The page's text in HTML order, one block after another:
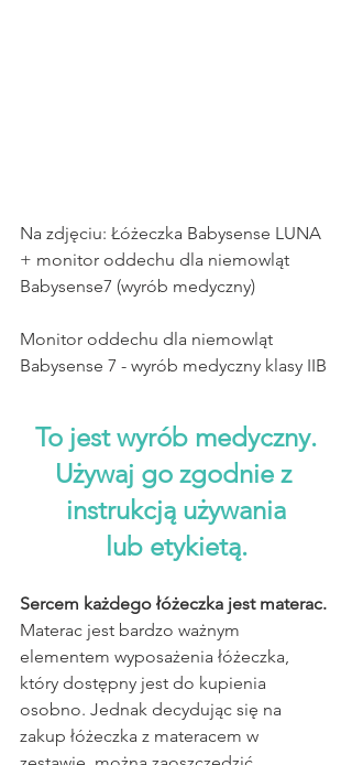
Na zdjęciu: Łóżeczka Babysense LUNA
+ monitor oddechu dla niemowląt
Babysense7 (wyrób medyczny)
Monitor oddechu dla niemowląt
Babysense 7 - wyrób medyczny klasy IIB
To jest wyrób medyczny.
Używaj go zgodnie z
instrukcją używania
lub etykietą.
Sercem każdego łóżeczka jest materac.
Materac jest bardzo ważnym
elementem wyposażenia łóżeczka,
który dostępny jest do kupienia
osobno. Jednak decydując się na
zakup łóżeczka z materacem w